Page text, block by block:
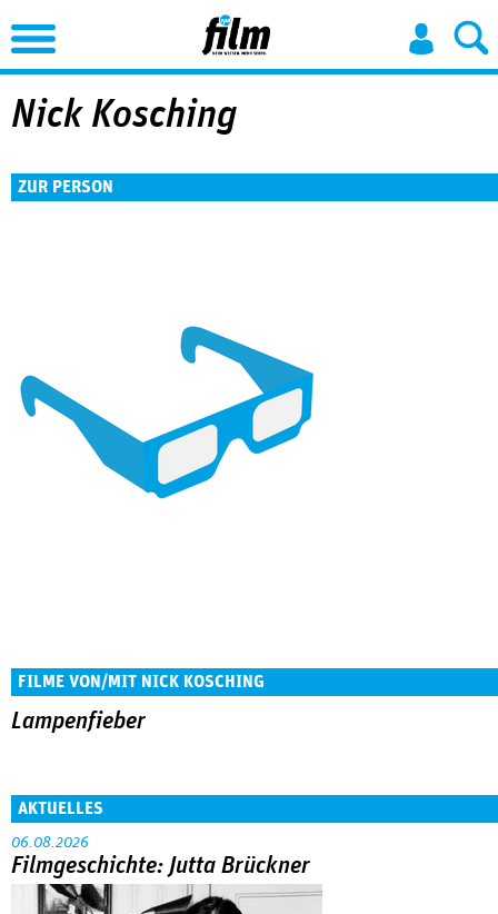
Jump to Navigation
Nick Kosching
ZUR PERSON
FILME VON/MIT NICK KOSCHING
Lampenfieber
AKTUELLES
06.08.2026
Filmgeschichte: Jutta Brückner